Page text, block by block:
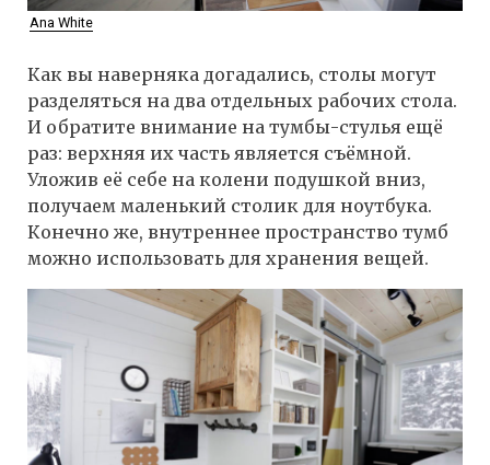
Ana White
Как вы наверняка догадались, столы могут
разделяться на два отдельных рабочих стола.
И обратите внимание на тумбы-стулья ещё
раз: верхняя их часть является съёмной.
Уложив её себе на колени подушкой вниз,
получаем маленький столик для ноутбука.
Конечно же, внутреннее пространство тумб
можно использовать для хранения вещей.